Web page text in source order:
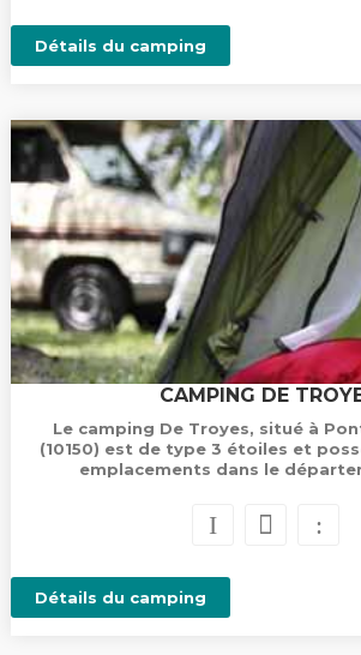
Détails du camping
CAMPING DE
Le camping De Troyes, situé à
(10150) est de type 3 étoiles et
emplacements dans le
Détails du camping